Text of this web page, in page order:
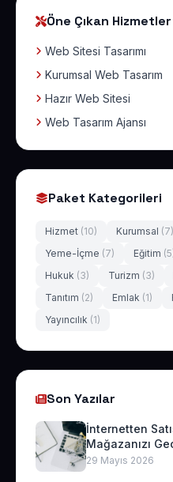
Öne Çıkan Hizmetler
Web Sitesi Tasarımı
Kurumsal Web Tasarım
Hazır Web Sitesi
Web Tasarım Ajansı
Paket Kategorileri
Hizmet (10) Kurumsal (7)
Yeme-İçme (7) Eğitim
Hukuk (3) Turizm (3)
Tanıtım (2) Emlak (1)
Yayıncılık (1)
Son Yazılar
İnternetten
Mağazanızı
29 Mayıs 2026